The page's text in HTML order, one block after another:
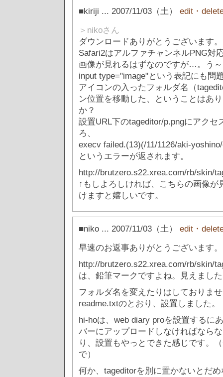
■kiriji ... 2007/11/03（土） edit・
＞nikoさん
ダウンロードありがとうございます。
Safari2はアルファチャンネルPNG対
画像が見れるはずなのですが…。う
input type="image"という表記にも問
アイコンの入ったフォルダ名（
ン位置を移動した、ということはあ
か？
設置URL下のtageditor/p.pngにアクセ
ろ、
execv failed.(13)(/11/1126/aki-
というエラーが返されます。
http://brutzero.s22.xrea.com/rb/skin/
↑もしよろしければ、こちらの画像が
けますと嬉しいです。
■niko ... 2007/11/03（土） edit・
早速のお返事ありがとうございます。
http://brutzero.s22.xrea.com/rb/skin/
は、鉛筆マークですよね。見えまし
フォルダ名を変えたりはしておりま
readme.txtのとおり、設置しました。
hi-hoは、web diary proを設置するに
バーにアップロードしなければなら
り、設置もやっとできた感じです。
で）
何か、tageditorを別に置かないとだ